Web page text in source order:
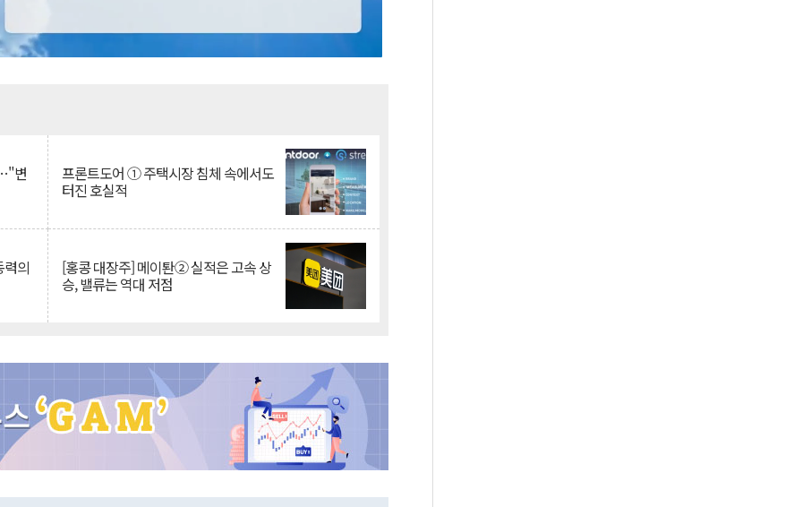
변 프론트도어 ① 주택시장 침체 속에서도
터진 호실적
의 [홍콩 대장주] 메이퇀② 실적은 고속 상
승, 밸류는 역대 저점